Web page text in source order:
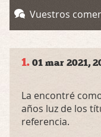
Vuestros
1. 01 mar 2021,
La encontré
años luz de los
referencia.